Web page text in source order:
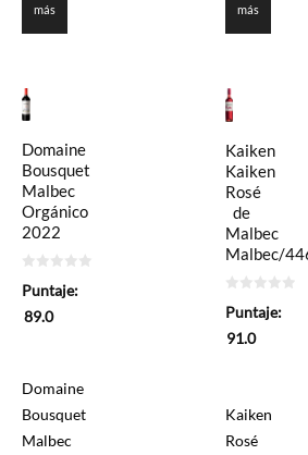
más
más
Domaine
Bousquet
Malbec
Orgánico
2022
de
Puntaje:
89.0
Domaine
Bousquet
Malbec
Kaiken
Kaiken
Rosé
de
Malbec
Malbec/
de
Puntaje:
91.0
Kaiken
Rosé